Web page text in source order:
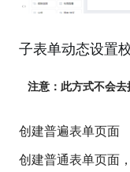
子表单动态设置
注意：此方式不会去
创建普遍表单页面
创建普通表单页面